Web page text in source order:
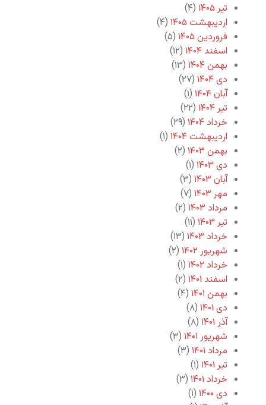
تیر ۱۴۰۵
(۴)
اردیبهشت ۱۴۰۵
(۴)
فروردین ۱۴۰۵
(۵)
اسفند ۱۴۰۴
(۱۲)
بهمن ۱۴۰۴
(۱۳)
دی ۱۴۰۴
(۲۷)
آبان ۱۴۰۴
(۱)
تیر ۱۴۰۴
(۲۲)
خرداد ۱۴۰۴
(۲۹)
اردیبهشت ۱۴۰۴
(۱)
بهمن ۱۴۰۳
(۲)
دی ۱۴۰۳
(۱)
آبان ۱۴۰۳
(۳)
مهر ۱۴۰۳
(۷)
مرداد ۱۴۰۳
(۲)
تیر ۱۴۰۳
(۱۱)
خرداد ۱۴۰۳
(۱۳)
شهریور ۱۴۰۲
(۲)
خرداد ۱۴۰۲
(۱)
اسفند ۱۴۰۱
(۲)
بهمن ۱۴۰۱
(۴)
دی ۱۴۰۱
(۸)
آذر ۱۴۰۱
(۸)
شهریور ۱۴۰۱
(۳)
مرداد ۱۴۰۱
(۳)
تیر ۱۴۰۱
(۱)
خرداد ۱۴۰۱
(۳)
دی ۱۴۰۰
(۱)